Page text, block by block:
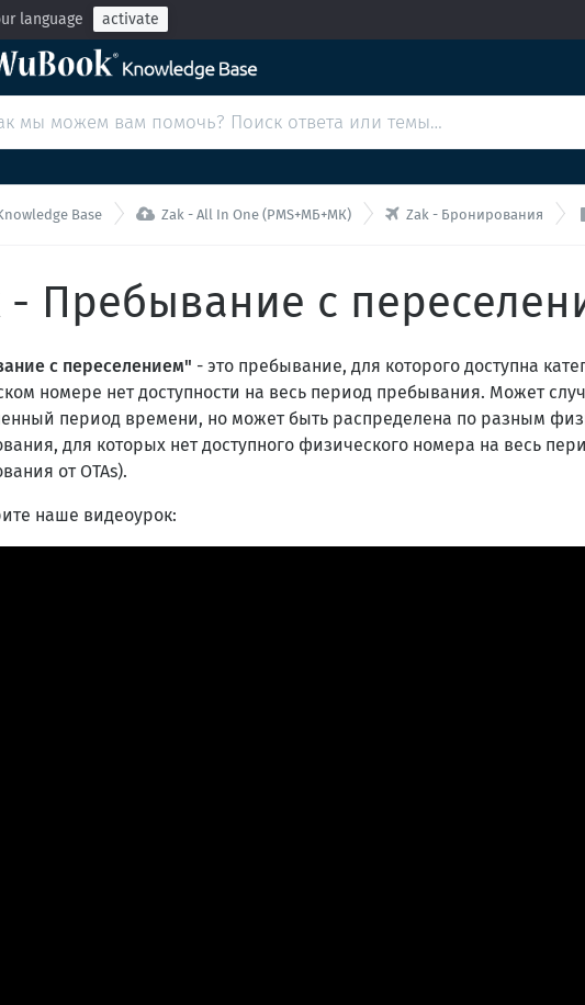
language activate
Base  Zak - All In One (PMS+МБ+МК)  Zak - Бронирования
- Пребывание с
с переселением" - это пребывание, для которого доступна
номере нет доступности на весь период пребывания. Может
период времени, но может быть распределена по разным
для которых нет доступного физического номера на весь
от OTAs).
наше видеоурок: